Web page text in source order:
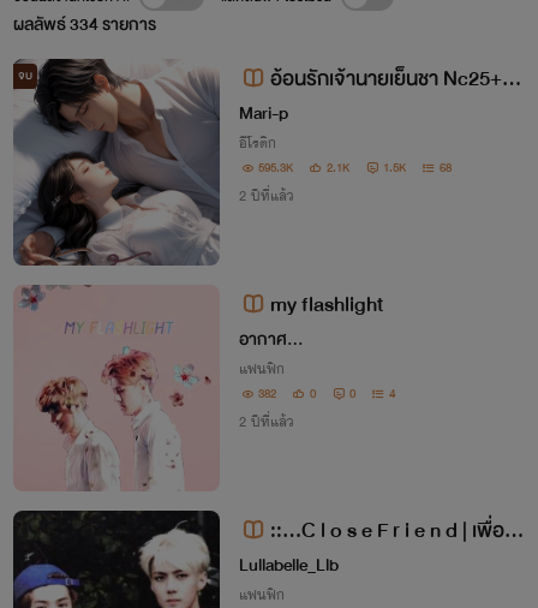
ผลลัพธ์334รายการ
จบ
อ้อนรักเจ้านายเย็นชา Nc25++ [
ซีรี่ย์ 4 หัวใจ ]
Mari-p
อีโรติก
595.3K 2.1K 1.5K 68
2 ปีที่แล้ว
my flashlight
อากาศ...
แฟนฟิก
382 0 0 4
2 ปีที่แล้ว
::…C l o s e F r i e n d | เพื่อน
สนิทฮุนฮาน …::
Lullabelle_Llb
แฟนฟิก